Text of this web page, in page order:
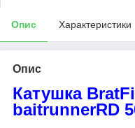
Опис Характеристики
Опис
Катушка
baitrunnerRD